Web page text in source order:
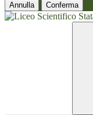
Annulla Conferma